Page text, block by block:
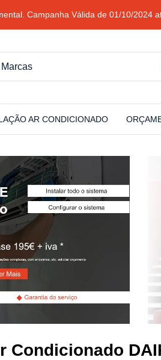
Campanha Válida de 01/10/2024
AR CONDICIONADO
Condicionado